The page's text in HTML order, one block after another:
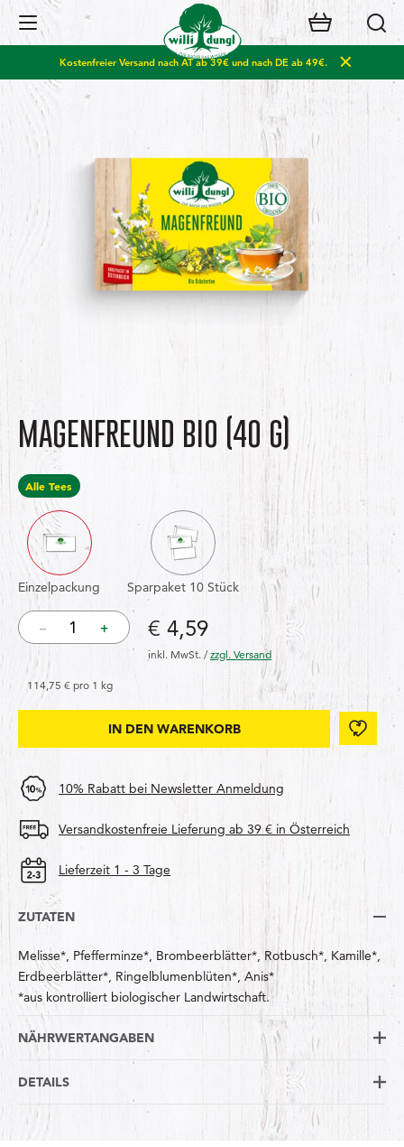
Open Navigation
Kostenfreier Versand nach AT ab 39€ und nach DE ab 49€.
MAGENFREUND BIO (40 G)
Alle Tees
Einzelpackung Sparpaket 10 Stück
– + Price: € 4,59
€ 4,59
inkl. MwSt. /zzgl. Versand
114,75 € pro 1 kg
IN DEN WARENKORB
10% Rabatt bei Newsletter Anmeldung
Versandkostenfreie Lieferung ab 39 € in Österreich
Lieferzeit 1 - 3 Tage
ZUTATEN
Melisse*, Pfefferminze*, Brombeerblätter*, Rotbusch*, Kamille*,
Erdbeerblätter*, Ringelblumenblüten*, Anis*
*aus kontrolliert biologischer Landwirtschaft.
NÄHRWERTANGABEN
DETAILS